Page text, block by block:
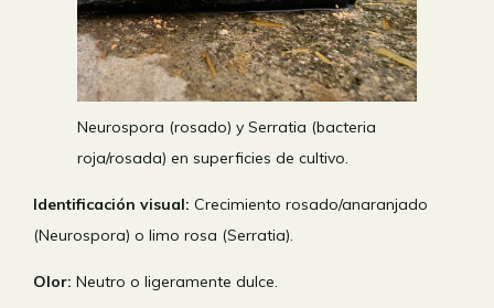
Neurospora (rosado) y Serratia (bacteria
roja/rosada) en superficies de cultivo.
Identificación visual: Crecimiento rosado/anaranjado
(Neurospora) o limo rosa (Serratia).
Olor: Neutro o ligeramente dulce.